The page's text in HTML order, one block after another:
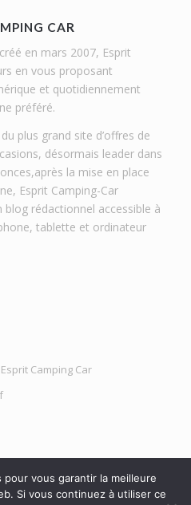
CAR
en mars 2007, Esprit
en vous proposant
et quotidiennement
préféré.
plus grand site d’offres de
désormais leader dans
la mise en place
Esprit Camping-Car
rédactionnel accessible à
tablette et ordinateur
Camping Car
vous garantir la meilleure
Si vous continuez à utiliser ce